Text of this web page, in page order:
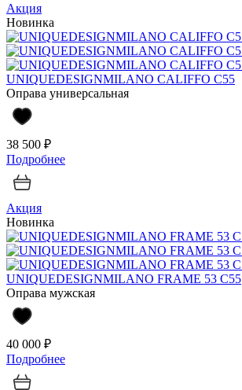
Акция
Новинка
UNIQUEDESIGNMILANO CALIFFO C55
Оправа универсальная
38 500 ₽
Подробнее
Акция
Новинка
UNIQUEDESIGNMILANO FRAME 53 C55
Оправа мужская
40 000 ₽
Подробнее